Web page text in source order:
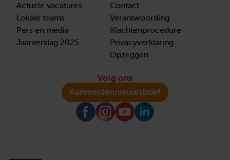
Actuele vacatures
Lokale teams
Pers en media
Jaarverslag 2025
Contact
Verantwoording
Klachtenprocedure
Privacyverklaring
Opzeggen
Volg ons
Aanmeldennieuwsbrief